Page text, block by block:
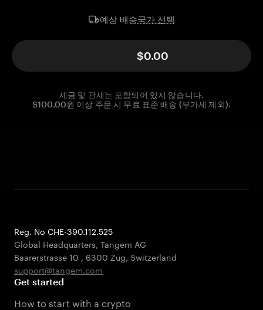
예상 배송국가 선택
$0.00
세금 및 관세는 포함되어 있지 않습니다.
$100.00원 이상 주문 시 무료 표준 배송 (부가세 제외).
Reg. No CHE-390.112.525
Global Headquarters, Tangem AG
Baarerstrasse 10 , 6300 Zug, Switzerland
support@tangem.com
Get started
How to start with a crypto